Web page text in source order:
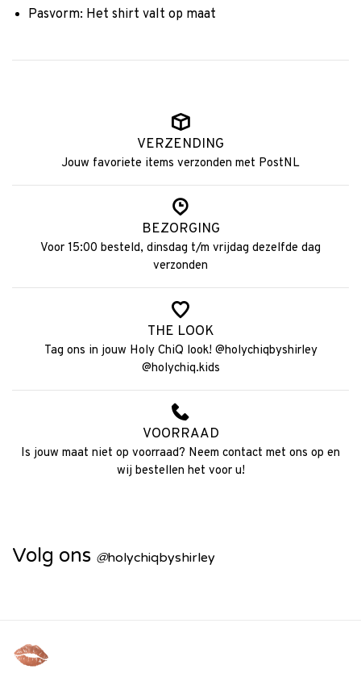
Pasvorm: Het shirt valt op maat
VERZENDING
Jouw favoriete items verzonden met PostNL
BEZORGING
Voor 15:00 besteld, dinsdag t/m vrijdag dezelfde dag
verzonden
THE LOOK
Tag ons in jouw Holy ChiQ look! @holychiqbyshirley
@holychiq.kids
VOORRAAD
Is jouw maat niet op voorraad? Neem contact met ons op en
wij bestellen het voor u!
Volg ons @holychiqbyshirley